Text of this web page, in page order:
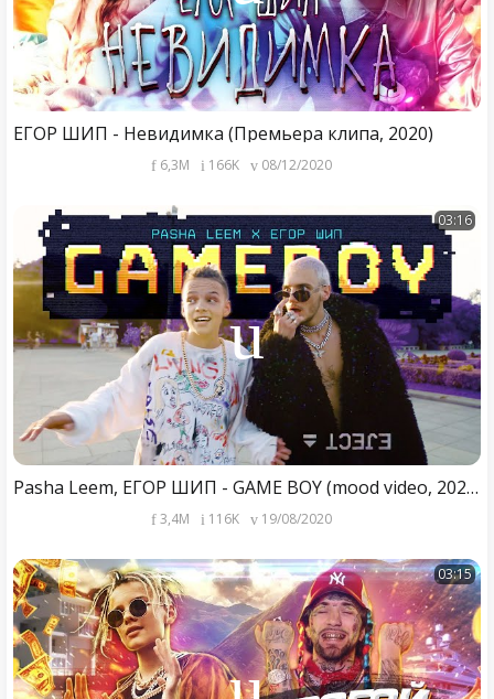
ЕГОР ШИП - Невидимка (Премьера клипа, 2020)
6,3M 166K 08/12/2020
03:16
Pasha Leem, ЕГОР ШИП - GAME BOY (mood video, 2020)
3,4M 116K 19/08/2020
03:15